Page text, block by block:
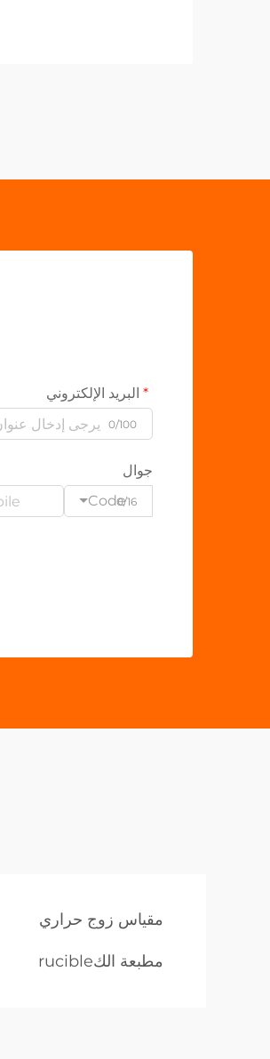
البريد الإلكتروني
0/100
جوال
Code0/16
مقياس زوج حراري
مطبعة الكrucible